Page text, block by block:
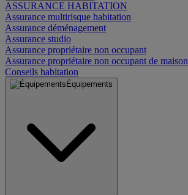
ASSURANCE HABITATION
Assurance multirisque habitation
Assurance déménagement
Assurance studio
Assurance propriétaire non occupant
Assurance propriétaire non occupant de maison
Conseils habitation
Équipements